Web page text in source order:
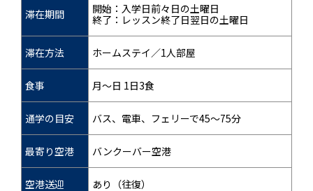
滞在期間
開始：入学日前々日の土曜日
終了：レッスン終了日翌日の土曜日
滞在方法 ホームステイ／1人部屋
食事 月～日 1日3食
通学の目安 バス、電車、フェリーで45～75分
最寄り空港 バンクーバー空港
空港送迎 あり（往復）